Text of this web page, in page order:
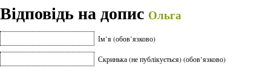
Відповідь на допис Ольга
Ім’я (обов’язково)
Скринька (не публікується) (обов’язково)